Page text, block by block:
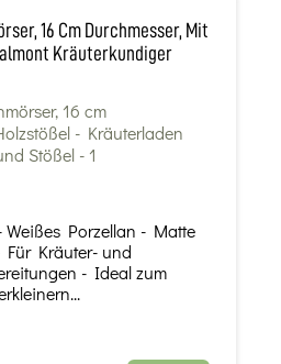
16 Cm Durchmesser, Mit
Kräuterkundiger
Weißes Porzellan - Matte
Für Kräuter- und
- Ideal zum